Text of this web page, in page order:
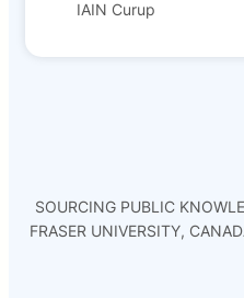
IAIN Curup
SOURCING PUBLIC
FRASER UNIVERSITY,